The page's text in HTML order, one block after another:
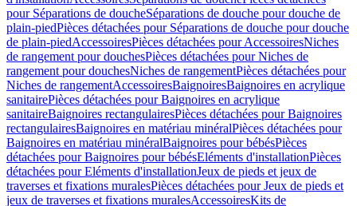
pour Séparations de doucheSéparations de douche pour douche de
plain-piedPièces détachées pour Séparations de douche pour douche
de plain-piedAccessoiresPièces détachées pour AccessoiresNiches
de rangement pour douchesPièces détachées pour Niches de
rangement pour douchesNiches de rangementPièces détachées pour
Niches de rangementAccessoiresBaignoiresBaignoires en acrylique
sanitairePièces détachées pour Baignoires en acrylique
sanitaireBaignoires rectangulairesPièces détachées pour Baignoires
rectangulairesBaignoires en matériau minéralPièces détachées pour
Baignoires en matériau minéralBaignoires pour bébésPièces
détachées pour Baignoires pour bébésEléments d'installationPièces
détachées pour Eléments d'installationJeux de pieds et jeux de
traverses et fixations muralesPièces détachées pour Jeux de pieds et
jeux de traverses et fixations muralesAccessoiresKits de